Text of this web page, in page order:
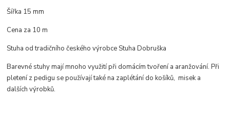
Šířka 15 mm
Cena za 10 m
Stuha od tradičního českého výrobce Stuha Dobruška
Barevné stuhy mají mnoho využití při domácím tvoření a aranžování. Při
pletení z pedigu se používají také na zaplétání do košíků, misek a
dalších výrobků.